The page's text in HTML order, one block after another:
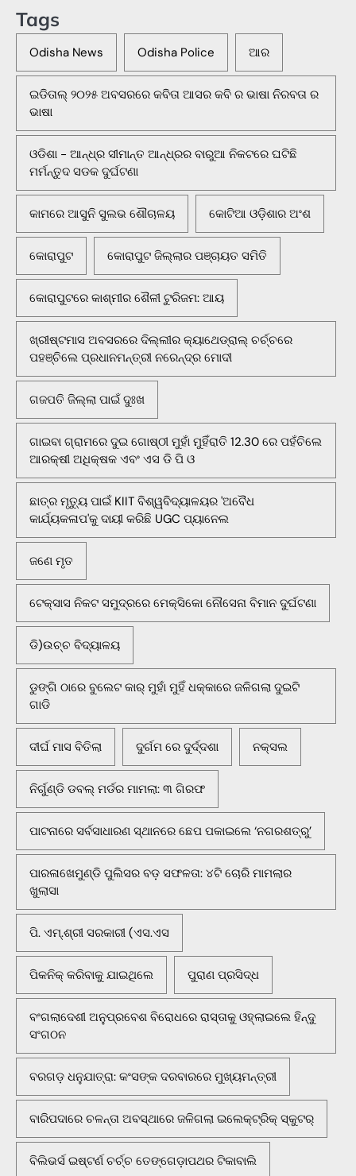
Tags
Odisha News Odisha Police ଆର
ଇଡିତାଲ୍ ୨୦୨୫ ଅବସରରେ କବିତା ଆସର କବି ର ଭାଷା ନିରବତା ର
ଭାଷା
ଓଡିଶା - ଆନ୍ଧ୍ର ସୀମାନ୍ତ ଆନ୍ଧ୍ରର ବାରୁଆ ନିକଟରେ ଘଟିଛି
ମର୍ମନ୍ତୁଦ ସଡକ ଦୁର୍ଘଟଣା
କାମରେ ଆସୁନି ସୁଲଭ ଶୌଚାଳୟ କୋଟିଆ ଓଡ଼ିଶାର ଅଂଶ
କୋରାପୁଟ କୋରାପୁଟ ଜିଲ୍ଲାର ପଞ୍ଚାୟତ ସମିତି
କୋରାପୁଟରେ କାଶ୍ମୀର ଶୈଳୀ ଟୁରିଜମ: ଆୟ
ଖ୍ରୀଷ୍ଟମାସ ଅବସରରେ ଦିଲ୍ଲୀର କ୍ୟାଥେଡ୍ରାଲ୍ ଚର୍ଚ୍ଚରେ
ପହଞ୍ଚିଲେ ପ୍ରଧାନମନ୍ତ୍ରୀ ନରେନ୍ଦ୍ର ମୋଦୀ
ଗଜପତି ଜିଲ୍ଲା ପାଇଁ ଦୁଃଖ
ଗାଇବା ଗ୍ରାମରେ ଦୁଇ ଗୋଷ୍ଠୀ ମୁହାଁ ମୁହିଁରାତି 12.30 ରେ ପହଁଚିଲେ
ଆରକ୍ଷୀ ଅଧିକ୍ଷକ ଏବଂ ଏସ ଡି ପି ଓ
ଛାତ୍ର ମୃତ୍ୟୁ ପାଇଁ KIIT ବିଶ୍ୱବିଦ୍ୟାଳୟର 'ଅବୈଧ
କାର୍ଯ୍ୟକଳାପ'କୁ ଦାୟୀ କରିଛି UGC ପ୍ୟାନେଲ
ଜଣେ ମୃତ
ଟେକ୍ସାସ ନିକଟ ସମୁଦ୍ରରେ ମେକ୍ସିକୋ ନୌସେନା ବିମାନ ଦୁର୍ଘଟଣା
ଡି)ଉଚ୍ଚ ବିଦ୍ୟାଳୟ
ଡୁଙ୍ଗି ଠାରେ ବୁଲେଟ କାର୍ ମୁହାଁ ମୁହିଁ ଧକ୍କାରେ ଜଳିଗଲା ଦୁଇଟି
ଗାଡି
ଦୀର୍ଘ ମାସ ବିତିଲା ଦୁର୍ଗମ ରେ ଦୁର୍ଦ୍ଦଶା ନକ୍ସଲ
ନିର୍ଗୁଣ୍ଡି ଡବଲ୍ ମର୍ଡର ମାମଲା: ୩ ଗିରଫ
ପାଟନାରେ ସର୍ବସାଧାରଣ ସ୍ଥାନରେ ଛେପ ପକାଇଲେ ‘ନଗରଶତ୍ରୁ’
ପାରଳାଖେମୁଣ୍ଡି ପୁଲିସର ବଡ଼ ସଫଳତା: ୪ଟି ଚୋରି ମାମଲାର
ଖୁଲାସା
ପି. ଏମ୍.ଶ୍ରୀ ସରକାରୀ (ଏସ.ଏସ
ପିକନିକ୍‌ କରିବାକୁ ଯାଇଥିଲେ ପୁରାଣ ପ୍ରସିଦ୍ଧ
ବଂଗଲାଦେଶୀ ଅନୁପ୍ରବେଶ ବିରୋଧରେ ରାସ୍ତାକୁ ଓହ୍ଲାଇଲେ ହିନ୍ଦୁ
ସଂଗଠନ
ବରଗଡ଼ ଧନୁଯାତ୍ରା: କଂସଙ୍କ ଦରବାରରେ ମୁଖ୍ୟମନ୍ତ୍ରୀ
ବାରିପଦାରେ ଚଳନ୍ତା ଅବସ୍ଥାରେ ଜଳିଗଲା ଇଲେକ୍ଟ୍ରିକ୍ ସ୍କୁଟର୍
ବିଲିଭର୍ସ ଇଷ୍ଟର୍ଣ ଚର୍ଚ୍ଚ ତେଙ୍ଗେଡ଼ାପଥର ଟିକାବାଲି